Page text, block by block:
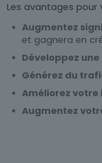
Les avantages pour
Augmentez
et gagnera en
Développez
Générez du
Améliorez votre
Augmentez